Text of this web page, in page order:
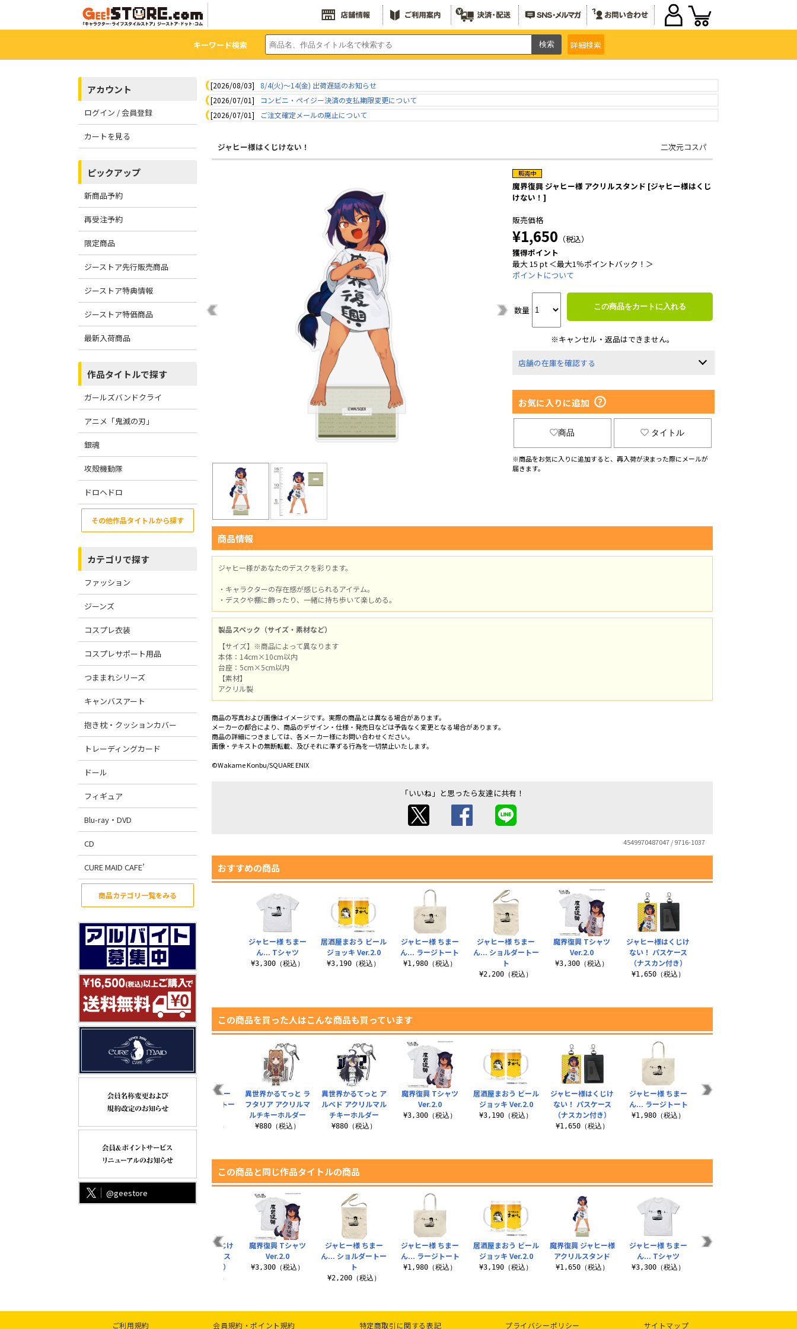
キーワード検索 詳細検索
アカウント
ログイン / 会員登録
カートを見る
ピックアップ
新商品予約
再受注予約
限定商品
ジーストア先行販売商品
ジーストア特典情報
ジーストア特価商品
最新入荷商品
作品タイトルで探す
ガールズバンドクライ
アニメ「鬼滅の刃」
銀魂
攻殻機動隊
ドロヘドロ
その他作品タイトルから探す
カテゴリで探す
ファッション
ジーンズ
コスプレ衣装
コスプレサポート用品
つままれシリーズ
キャンバスアート
抱き枕・クッションカバー
トレーディングカード
ドール
フィギュア
Blu-ray・DVD
CD
CURE MAID CAFE’
商品カテゴリ一覧をみる
@geestore
[2026/08/03]
8/4(火)～14(金) 出荷遅延のお知らせ
[2026/07/01]
コンビニ・ペイジー決済の支払期限変更について
[2026/07/01]
ご注文確定メールの廃止について
ジャヒー様はくじけない！ 二次元コスパ
魔界復興 ジャヒー様 アクリルスタンド [ジャヒー様はくじ
けない！]
販売価格
¥1,650 （税込）
獲得ポイント
最大 15 pt ＜最大1％ポイントバック！＞
ポイントについて
数量 この商品をカートに入れる
※キャンセル・返品はできません。
店舗の在庫を確認する
お気に入りに追加
商品 タイトル
※商品をお気に入りに追加すると、再入荷が決まった際にメールが
届きます。
商品情報
ジャヒー様があなたのデスクを彩ります。
・キャラクターの存在感が感じられるアイテム。
・デスクや棚に飾ったり、一緒に持ち歩いて楽しめる。
製品スペック（サイズ・素材など）
【サイズ】※商品によって異なります
本体：14cm×10cm以内
台座：5cm×5cm以内
【素材】
アクリル製
商品の写真および画像はイメージです。実際の商品とは異なる場合があります。
メーカーの都合により、商品のデザイン・仕様・発売日などは予告なく変更となる場合があります。
商品の詳細につきましては、各メーカー様にお問い合わせください。
画像・テキストの無断転載、及びそれに準ずる行為を一切禁止いたします。
©Wakame Konbu/SQUARE ENIX
「いいね」と思ったら友達に共有！
4549970487047 / 9716-1037
おすすめの商品
ジャヒー様 ちまー
ん... ラージトート
¥1,980（税込）
ジャヒー様 ちまー
ん... ショルダートー
ト
¥2,200（税込）
魔界復興 Tシャツ
Ver.2.0
¥3,300（税込）
ジャヒー様はくじけ
ない！ パスケース
（ナスカン付き）
¥1,650（税込）
ジャヒー様 ちまー
ん... Tシャツ
¥3,300（税込）
居酒屋まおう ビール
ジョッキ Ver.2.0
¥3,190（税込）
この商品を買った人はこんな商品も買っています
魔界復興 Tシャツ
Ver.2.0
¥3,300（税込）
居酒屋まおう ビール
ジョッキ Ver.2.0
¥3,190（税込）
ジャヒー様はくじけ
ない！ パスケース
（ナスカン付き）
¥1,650（税込）
ジャヒー様 ちまー
ん... ラージトート
¥1,980（税込）
ジャヒー様 ちまー
ジャヒー様 ちまー
ん... ショルダートー
¥2,200（税込）
異世界かるてっと ラ
フタリア アクリルマ
ルチキーホルダー
¥880（税込）
異世界かるてっと ア
ルベド アクリルマル
チキーホルダー
¥880（税込）
この商品と同じ作品タイトルの商品
ジャヒー様 ちまー
ん... ラージトート
¥1,980（税込）
居酒屋まおう ビール
ジョッキ Ver.2.0
¥3,190（税込）
魔界復興 ジャヒー様
アクリルスタンド
¥1,650（税込）
ジャヒー様 ちまー
ん... Tシャツ
¥3,300（税込）
ジャヒー様はくじけ
ない！ パスケース
（ナスカン付き）
¥1,650（税込）
魔界復興 Tシャツ
Ver.2.0
¥3,300（税込）
ジャヒー様 ちまー
ん... ショルダートー
ト
¥2,200（税込）
ご利用規約 会員規約・ポイント規約 特定商取引に関する表記 プライバシーポリシー サイトマップ